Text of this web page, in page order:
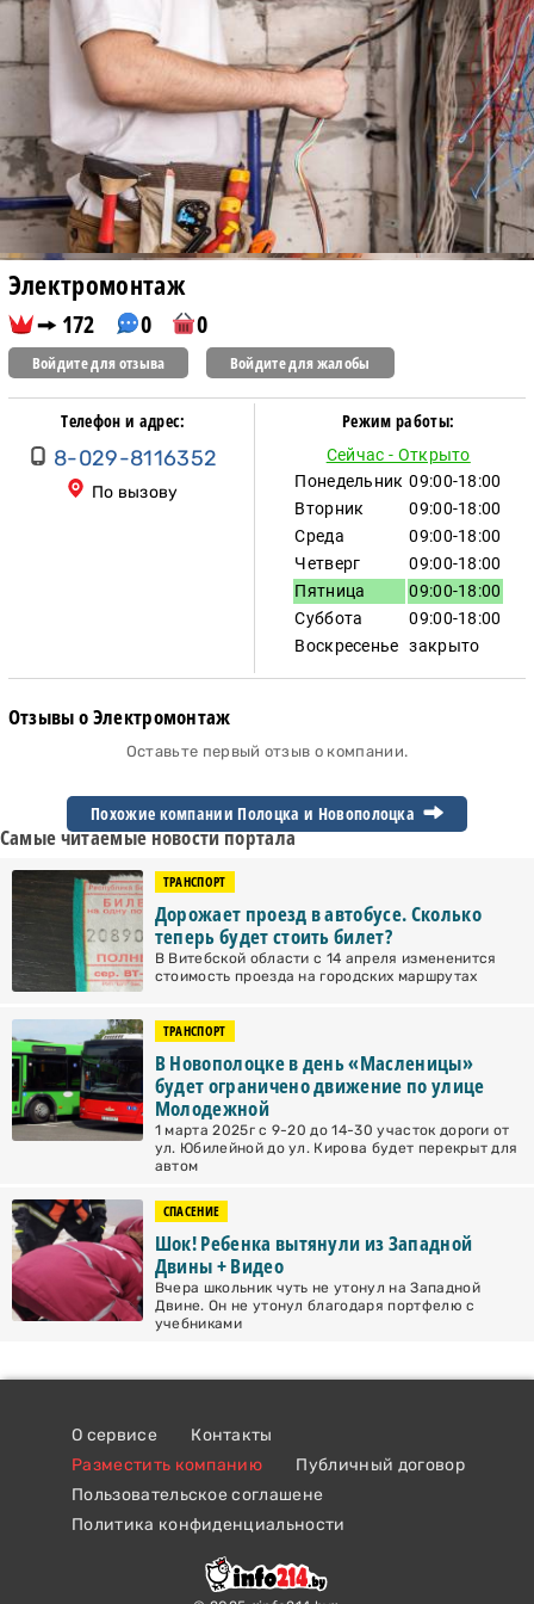
Электромонтаж
172 0 0
Войдите для отзыва Войдите для жалобы
Телефон и адрес:
8-029-8116352
По вызову
Режим работы:
Сейчас - Открыто
Понедельник 09:00-18:00
Вторник
09:00-18:00
Среда
09:00-18:00
Четверг
09:00-18:00
Пятница
09:00-18:00
Суббота
09:00-18:00
Воскресенье закрыто
Отзывы о Электромонтаж
Оставьте первый отзыв о компании.
Похожие компании Полоцка и Новополоцка
Самые читаемые новости портала
ТРАНСПОРТ
Дорожает проезд в автобусе. Сколько
теперь будет стоить билет?
В Витебской области с 14 апреля измененится
стоимость проезда на городских маршрутах
ТРАНСПОРТ
В Новополоцке в день «Масленицы»
будет ограничено движение по улице
Молодежной
1 марта 2025г с 9-20 до 14-30 участок дороги от
ул. Юбилейной до ул. Кирова будет перекрыт для
автом
СПАСЕНИЕ
Шок! Ребенка вытянули из Западной
Двины + Видео
Вчера школьник чуть не утонул на Западной
Двине. Он не утонул благодаря портфелю с
учебниками
О сервисе
Контакты
Разместить компанию
Публичный договор
Пользовательское соглашене
Политика конфиденциальности